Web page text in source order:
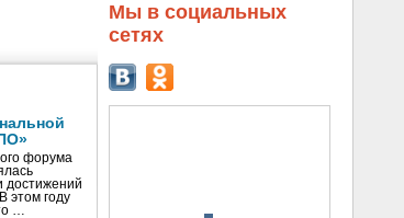
форума
достижений
этом году
…
Мы в социальных
сетях